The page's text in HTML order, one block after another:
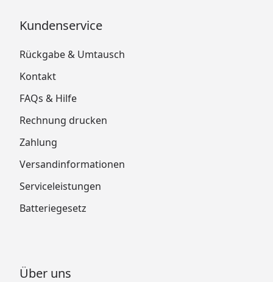
Kundenservice
Rückgabe & Umtausch
Kontakt
FAQs & Hilfe
Rechnung drucken
Zahlung
Versandinformationen
Serviceleistungen
Batteriegesetz
Über uns